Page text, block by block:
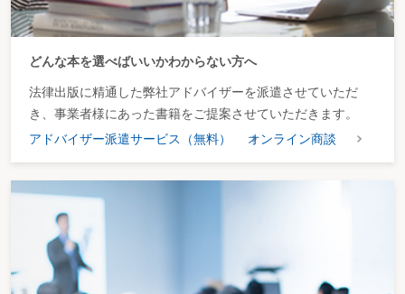
どんな本を選べばいいかわからない方へ
法律出版に精通した弊社アドバイザーを派遣させていただ
き、事業者様にあった書籍をご提案させていただきます。
アドバイザー派遣サービス（無料）
オンライン商談